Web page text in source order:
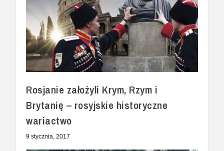
Rosjanie założyli Krym, Rzym i
Brytanię – rosyjskie historyczne
wariactwo
9 stycznia, 2017